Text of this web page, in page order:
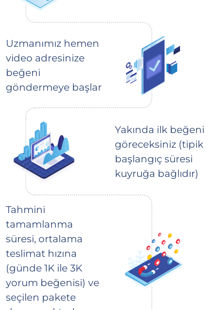
Uzmanımız hemen
video adresinize
beğeni
göndermeye başlar
Yakında ilk beğeni
göreceksiniz (tipik
başlangıç süresi
kuyruğa bağlıdır)
Tahmini
tamamlanma
süresi, ortalama
teslimat hızına
(günde 1K ile 3K
yorum beğenisi) ve
seçilen pakete